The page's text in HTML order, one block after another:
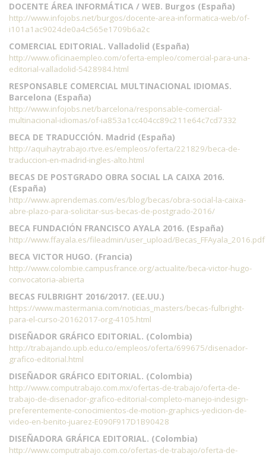
DOCENTE ÁREA INFORMÁTICA / WEB. Burgos (España)
http://www.infojobs.net/burgos/docente-area-informatica-web/of-
i101a1ac9024de0a4c565e1709b6a2c
COMERCIAL EDITORIAL. Valladolid (España)
http://www.oficinaempleo.com/oferta-empleo/comercial-para-una-
editorial-valladolid-5428984.html
RESPONSABLE COMERCIAL MULTINACIONAL IDIOMAS.
Barcelona (España)
http://www.infojobs.net/barcelona/responsable-comercial-
multinacional-idiomas/of-ia853a1cc404cc89c211e64c7cd7332
BECA DE TRADUCCIÓN. Madrid (España)
http://aquihaytrabajo.rtve.es/empleos/oferta/221829/beca-de-
traduccion-en-madrid-ingles-alto.html
BECAS DE POSTGRADO OBRA SOCIAL LA CAIXA 2016.
(España)
http://www.aprendemas.com/es/blog/becas/obra-social-la-caixa-
abre-plazo-para-solicitar-sus-becas-de-postgrado-2016/
BECA FUNDACIÓN FRANCISCO AYALA 2016. (España)
http://www.ffayala.es/fileadmin/user_upload/Becas_FFAyala_2016.pdf
BECA VICTOR HUGO. (Francia)
http://www.colombie.campusfrance.org/actualite/beca-victor-hugo-
convocatoria-abierta
BECAS FULBRIGHT 2016/2017. (EE.UU.)
https://www.mastermania.com/noticias_masters/becas-fulbright-
para-el-curso-20162017-org-4105.html
DISEÑADOR GRÁFICO EDITORIAL. (Colombia)
http://trabajando.upb.edu.co/empleos/oferta/699675/disenador-
grafico-editorial.html
DISEÑADOR GRÁFICO EDITORIAL. (Colombia)
http://www.computrabajo.com.mx/ofertas-de-trabajo/oferta-de-
trabajo-de-disenador-grafico-editorial-completo-manejo-indesign-
preferentemente-conocimientos-de-motion-graphics-yedicion-de-
video-en-benito-juarez-E090F917D1B90428
DISEÑADORA GRÁFICA EDITORIAL. (Colombia)
http://www.computrabajo.com.co/ofertas-de-trabajo/oferta-de-